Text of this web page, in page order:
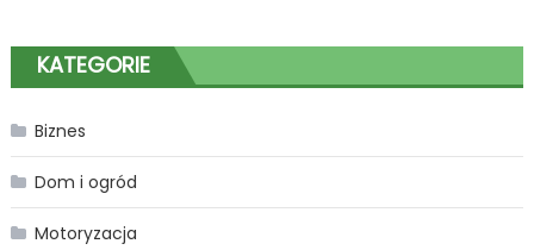
w
KATEGORIE
Biznes
Dom i ogród
Motoryzacja